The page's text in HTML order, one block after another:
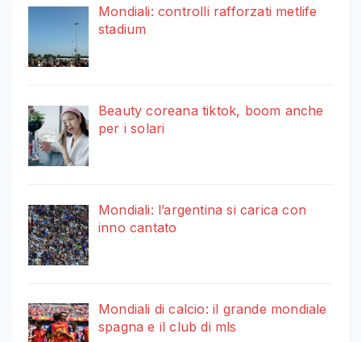
Mondiali: controlli rafforzati metlife
stadium
Beauty coreana tiktok, boom anche
per i solari
Mondiali: l’argentina si carica con
inno cantato
Mondiali di calcio: il grande mondiale
spagna e il club di mls